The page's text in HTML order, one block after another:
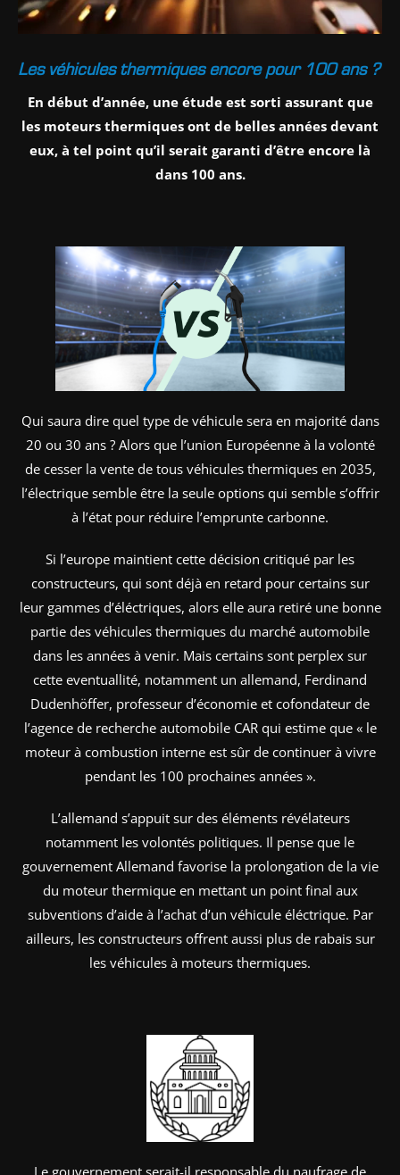
Les véhicules thermiques encore pour 100 ans ?
En début d’année, une étude est sorti assurant que
les moteurs thermiques ont de belles années devant
eux, à tel point qu’il serait garanti d’être encore là
dans 100 ans.
Qui saura dire quel type de véhicule sera en majorité dans
20 ou 30 ans ? Alors que l’union Européenne à la volonté
de cesser la vente de tous véhicules thermiques en 2035,
l’électrique semble être la seule options qui semble s’offrir
à l’état pour réduire l’emprunte carbonne.
Si l’europe maintient cette décision critiqué par les
constructeurs, qui sont déjà en retard pour certains sur
leur gammes d’éléctriques, alors elle aura retiré une bonne
partie des véhicules thermiques du marché automobile
dans les années à venir. Mais certains sont perplex sur
cette eventuallité, notamment un allemand, Ferdinand
Dudenhöffer, professeur d’économie et cofondateur de
l’agence de recherche automobile CAR qui estime que « le
moteur à combustion interne est sûr de continuer à vivre
pendant les 100 prochaines années ».
L’allemand s’appuit sur des éléments révélateurs
notamment les volontés politiques. Il pense que le
gouvernement Allemand favorise la prolongation de la vie
du moteur thermique en mettant un point final aux
subventions d’aide à l’achat d’un véhicule éléctrique. Par
ailleurs, les constructeurs offrent aussi plus de rabais sur
les véhicules à moteurs thermiques.